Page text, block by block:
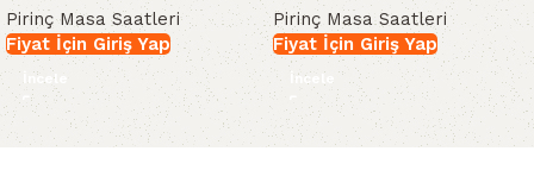
Pirinç Masa Saatleri
Fiyat İçin Giriş Yap
İncele
Pirinç Masa Saatleri
Fiyat İçin Giriş Yap
İncele
Read More